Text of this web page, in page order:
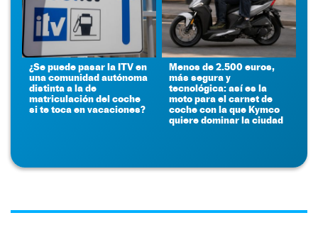
¿Se puede pasar la ITV en
una comunidad autónoma
distinta a la de
matriculación del coche
si te toca en vacaciones?
Menos de 2.500 euros,
más segura y
tecnológica: así es la
moto para el carnet de
coche con la que Kymco
quiere dominar la ciudad